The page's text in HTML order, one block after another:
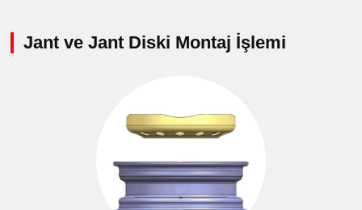
Jant ve Jant Diski Montaj İşlemi